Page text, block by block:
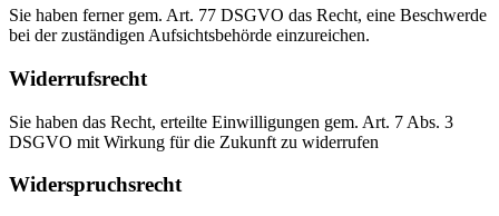
Sie haben ferner gem. Art. 77 DSGVO das Recht, eine Beschwerde
bei der zuständigen Aufsichtsbehörde einzureichen.
Widerrufsrecht
Sie haben das Recht, erteilte Einwilligungen gem. Art. 7 Abs. 3
DSGVO mit Wirkung für die Zukunft zu widerrufen
Widerspruchsrecht